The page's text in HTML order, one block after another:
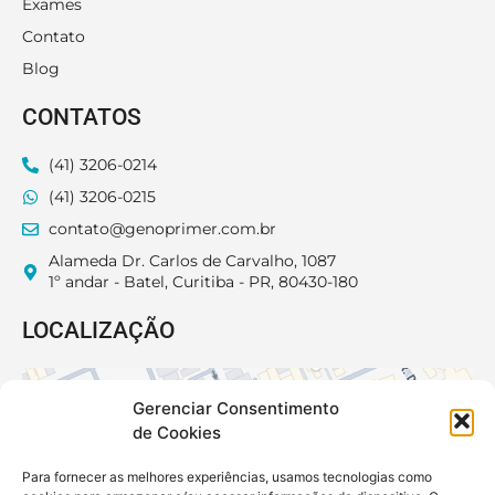
Gerenciar Consentimento
de Cookies
Para fornecer as melhores experiências, usamos tecnologias como
Exames
Contato
Blog
CONTATOS
(41) 3206-0214
(41) 3206-0215
contato@genoprimer.com.br
Alameda Dr. Carlos de Carvalho, 1087
1º andar - Batel, Curitiba - PR, 80430-180
LOCALIZAÇÃO